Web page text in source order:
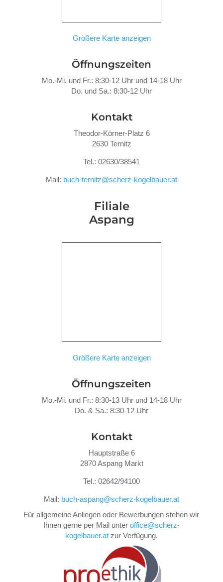
Größere Karte anzeigen
Öffnungszeiten
Mo.-Mi. und Fr.: 8:30-12 Uhr und 14-18 Uhr
Do. und Sa.: 8:30-12 Uhr
Kontakt
Theodor-Körner-Platz 6
2630 Ternitz
Tel.: 02630/38541
Mail: buch-ternitz@scherz-kogelbauer.at
Filiale
Aspang
Größere Karte anzeigen
Öffnungszeiten
Mo.-Mi. und Fr.: 8:30-13 Uhr und 14-18 Uhr
Do. & Sa.: 8:30-12 Uhr
Kontakt
Hauptstraße 6
2870 Aspang Markt
Tel.: 02642/94100
Mail: buch-aspang@scherz-kogelbauer.at
Für allgemeine Anliegen oder Bewerbungen stehen wir
Ihnen gerne per Mail unter office@scherz-
kogelbauer.atzur Verfügung.